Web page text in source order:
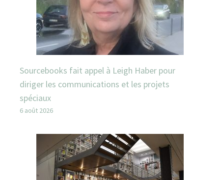
Sourcebooks fait appel à Leigh Haber pour
diriger les communications et les projets
spéciaux
6 août 2026